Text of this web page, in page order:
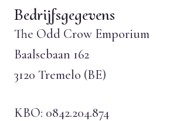
Bedrijfsgegevens
The Odd Crow Emporium
Baalsebaan 162
3120 Tremelo (BE)
KBO: 0842.204.874